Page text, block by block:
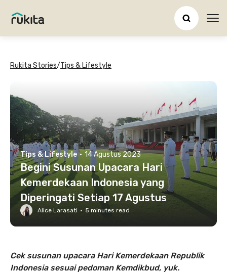
Rukita Stories/Tips & Lifestyle
Tips & Lifestyle · 14 Agustus 2023
Begini Susunan Upacara Hari
Kemerdekaan Indonesia yang
Diperingati Setiap 17 Agustus
Alice Larasati · 5 minutes read
Cek susunan upacara Hari Kemerdekaan Republik
Indonesia sesuai pedoman Kemdikbud, yuk.